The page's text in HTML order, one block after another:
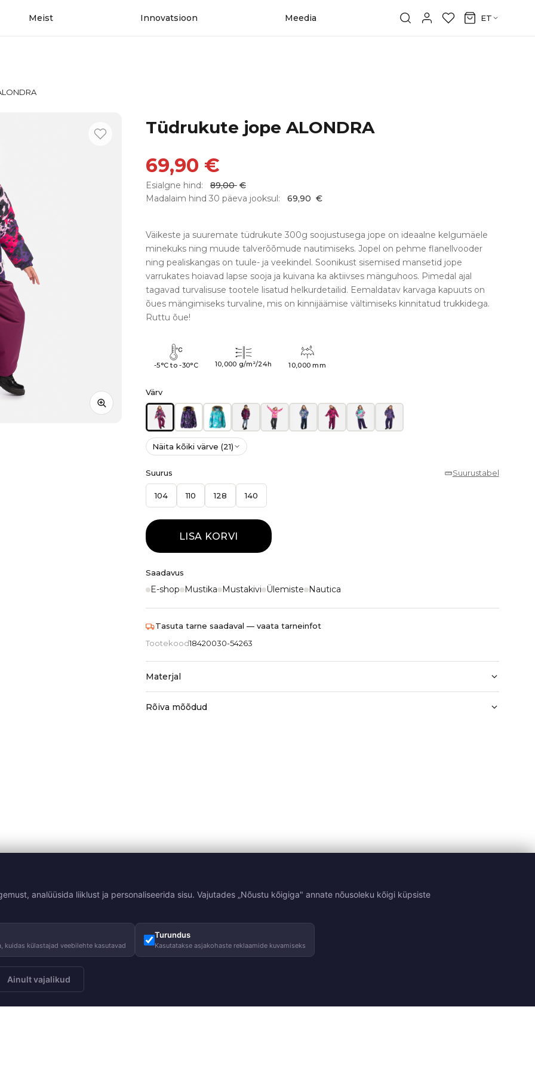
Meist Innovatsioon Meedia ET
Tüdrukute jope ALONDRA
69,90 €
Esialgne hind: 89,00 €
Madalaim hind 30 päeva jooksul:
69,90 €
Väikeste ja suuremate tüdrukute 300g soojustusega jope on ideaalne kelgumäele
minekuks ning muude talverõõmude nautimiseks. Jopel on pehme flanellvooder
ning pealiskangas on tuule- ja veekindel. Soonikust sisemised mansetid jope
varrukates hoiavad lapse sooja ja kuivana ka aktiivses mänguhoos. Pimedal ajal
tagavad turvalisuse tootele lisatud helkurdetailid. Eemaldatav karvaga kapuuts on
õues mängimiseks turvaline, mis on kinnijäämise vältimiseks kinnitatud trukkidega.
Ruttu õue!
-5°C to -30°C 10,000 g/m²/24h 10,000 mm
Värv
Näita kõiki värve (21)
Suurus Suurustabel
104 110 128 140
LISA KORVI
Saadavus
E-shop Mustika Mustakivi Ülemiste Nautica
Tasuta tarne saadaval — vaata tarneinfot
Tootekood18420030-54263
Materjal
Rõiva mõõdud
analüüsida liiklust ja personaliseerida sisu. Vajutades „Nõustu kõigiga" annate nõusoleku kõigi küpsiste
kuidas külastajad veebilehte kasutavad
Turundus
Kasutatakse asjakohaste reklaamide kuvamiseks
Ainult vajalikud